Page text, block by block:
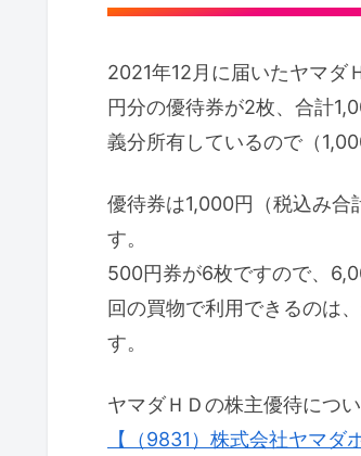
2021年12月に届いたヤマダ
円分の優待券が2枚、合計
義分所有しているので（
優待券は1,000円（税込み
す。
500円券が6枚ですので、
回の買物で利用できるのは
す。
ヤマダＨＤの株主優待につ
【（9831）株式会社ヤマダ